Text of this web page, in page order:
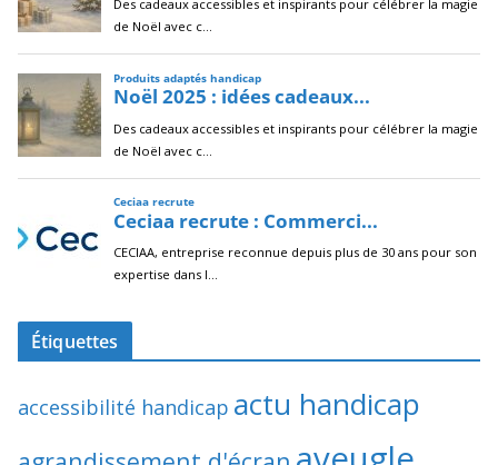
Étiquettes
accessibilité handicap actu handicap